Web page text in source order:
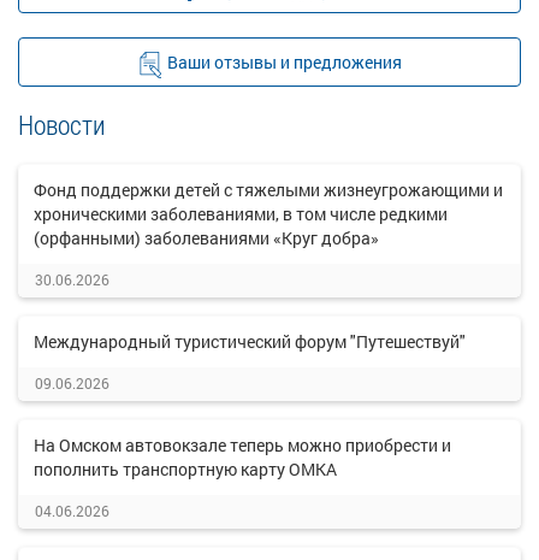
Ваши отзывы и предложения
Новости
Фонд поддержки детей с тяжелыми жизнеугрожающими и
хроническими заболеваниями, в том числе редкими
(орфанными) заболеваниями «Круг добра»
30.06.2026
Международный туристический форум "Путешествуй"
09.06.2026
На Омском автовокзале теперь можно приобрести и
пополнить транспортную карту ОМКА
04.06.2026